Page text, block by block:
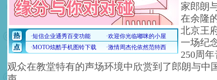
家郎朗
在余隆
北京王
一场纪
250周
观众在教堂特有的声场环境中欣赏到了郎朗与中